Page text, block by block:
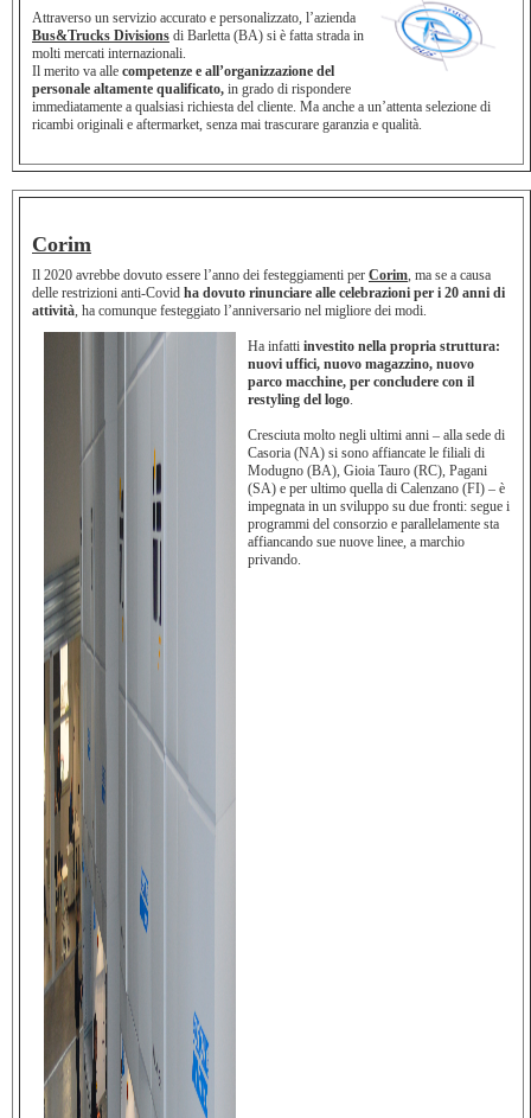
Attraverso un servizio accurato e personalizzato, l’azienda
Bus&Trucks Divisions di Barletta (BA) si è fatta strada in
molti mercati internazionali.
Il merito va alle competenze e all’organizzazione del
personale altamente qualificato, in grado di rispondere
immediatamente a qualsiasi richiesta del cliente. Ma anche a un’attenta selezione di
ricambi originali e aftermarket, senza mai trascurare garanzia e qualità.
Corim
Il 2020 avrebbe dovuto essere l’anno dei festeggiamenti per Corim, ma se a causa
delle restrizioni anti-Covid ha dovuto rinunciare alle celebrazioni per i 20 anni di
attività, ha comunque festeggiato l’anniversario nel migliore dei modi.
Ha infatti investito nella propria struttura:
nuovi uffici, nuovo magazzino, nuovo
parco macchine, per concludere con il
restyling del logo.
Cresciuta molto negli ultimi anni – alla sede di
Casoria (NA) si sono affiancate le filiali di
Modugno (BA), Gioia Tauro (RC), Pagani
(SA) e per ultimo quella di Calenzano (FI) – è
impegnata in un sviluppo su due fronti: segue i
programmi del consorzio e parallelamente sta
affiancando sue nuove linee, a marchio
privando.